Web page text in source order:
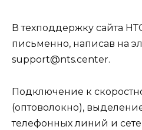
В техподдержку сайта
письменно, написав на
support@nts.center.
Подключение к
(оптоволокно),
телефонных линий и